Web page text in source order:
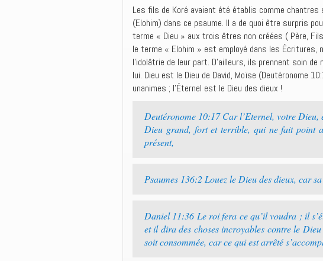
Les fils de Koré avaient été établis comme chantres
(Elohim) dans ce psaume. Il a de quoi être surpris
terme « Dieu » aux trois êtres non créées ( Père,
le terme « Elohim » est employé dans les Écritures,
l’idolâtrie de leur part. D’ailleurs, ils prennent soin
lui. Dieu est le Dieu de David, Moïse (Deutéronome
unanimes ; l’Éternel est le Dieu des dieux !
Deutéronome 10:17 Car l’Eternel, votre Dieu,
Dieu grand, fort et terrible, qui ne fait point
présent,
Psaumes 136:2 Louez le Dieu des dieux, car
Daniel 11:36 Le roi fera ce qu’il voudra ; il
et il dira des choses incroyables contre le
soit consommée, car ce qui est arrêté